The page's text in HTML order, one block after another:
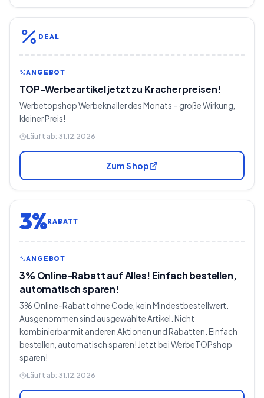
DEAL
ANGEBOT
TOP-Werbeartikel jetzt zu Kracherpreisen!
Werbetopshop Werbeknaller des Monats – große Wirkung,
kleiner Preis!
Läuft ab: 31.12.2026
Zum Shop
3%RABATT
ANGEBOT
3% Online-Rabatt auf Alles! Einfach bestellen,
automatisch sparen!
3% Online-Rabatt ohne Code, kein Mindestbestellwert.
Ausgenommen sind ausgewählte Artikel. Nicht
kombinierbar mit anderen Aktionen und Rabatten. Einfach
bestellen, automatisch sparen! Jetzt bei WerbeTOPshop
sparen!
Läuft ab: 31.12.2026